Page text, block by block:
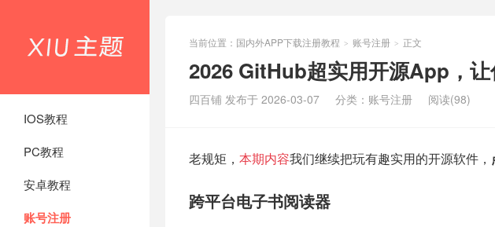
IOS教程
PC教程
安卓教程
账号注册
当前位置： 国内外APP下载注册教程 > 账号注册 > 正文
2026 GitHub超实用开源App，
四百铺 发布于 2026-03-07 分类： 账号注册 阅读(98)
老规矩， 本期内容我们继续把玩有趣实用的开源软件，
跨平台电子书阅读器